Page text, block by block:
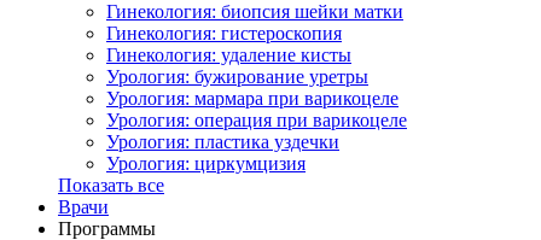
Гинекология: биопсия шейки матки
Гинекология: гистероскопия
Гинекология: удаление кисты
Урология: бужирование уретры
Урология: мармара при варикоцеле
Урология: операция при варикоцеле
Урология: пластика уздечки
Урология: циркумцизия
Показать все
Врачи
Программы